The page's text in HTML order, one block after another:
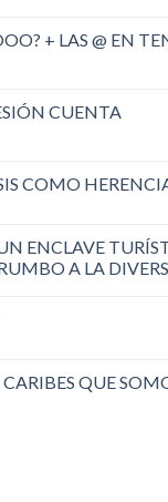
+ LAS @ EN
CUENTA
COMO
ENCLAVE
A LA
CARIBES QUE